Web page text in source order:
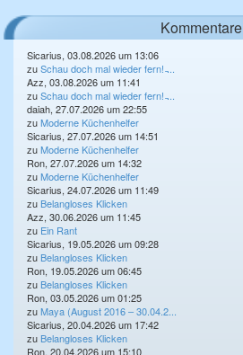
Kommentare
Sicarius, 03.08.2026 um 13:06
zuSchau doch mal wieder fern! ̵...
Azz, 03.08.2026 um 11:41
zuSchau doch mal wieder fern! ̵...
daiah, 27.07.2026 um 22:55
zuModerne Küchenhelfer
Sicarius, 27.07.2026 um 14:51
zuModerne Küchenhelfer
Ron, 27.07.2026 um 14:32
zuModerne Küchenhelfer
Sicarius, 24.07.2026 um 11:49
zu Belangloses Klicken
Azz, 30.06.2026 um 11:45
zu Ein Rant
Sicarius, 19.05.2026 um 09:28
zu Belangloses Klicken
Ron, 19.05.2026 um 06:45
zu Belangloses Klicken
Ron, 03.05.2026 um 01:25
zuMaya (August 2016 – 30.04.2...
Sicarius, 20.04.2026 um 17:42
zu Belangloses Klicken
Ron, 20.04.2026 um 15:10